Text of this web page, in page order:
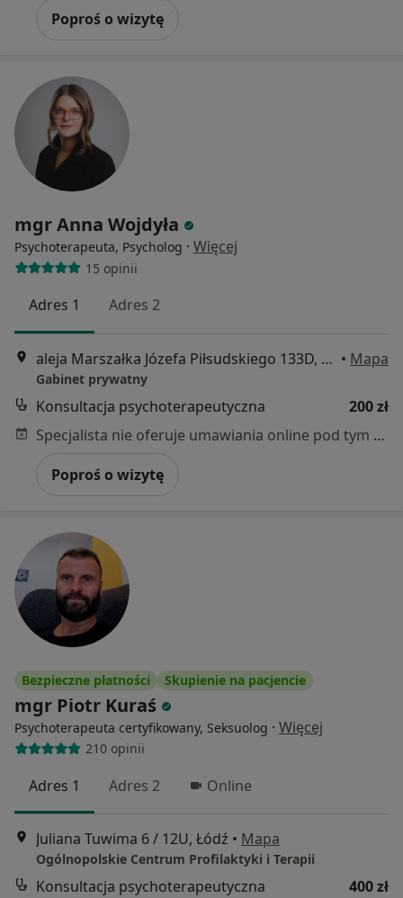
Poproś o wizytę
mgr Anna Wojdyła
Psychoterapeuta, Psycholog · Więcej
15 opinii
Adres 1 Adres 2
aleja Marszałka Józefa Piłsudskiego 133D, Łódź • Mapa
Gabinet prywatny
Konsultacja psychoterapeutyczna
200 zł
Specjalista nie oferuje umawiania online pod tym adresem.
Poproś o wizytę
Bezpieczne płatności Skupienie na pacjencie
mgr Piotr Kuraś
Psychoterapeuta certyfikowany, Seksuolog · Więcej
210 opinii
Adres 1 Adres 2 Online
Juliana Tuwima 6 / 12U, Łódź • Mapa
Ogólnopolskie Centrum Profilaktyki i Terapii
Konsultacja psychoterapeutyczna
400 zł